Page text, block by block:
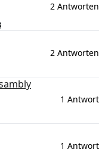
2 Antworten
2 Antworten
1 Antwort
1 Antwort